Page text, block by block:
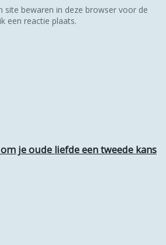
site bewaren in deze browser voor de
een reactie plaats.
je oude liefde een tweede kans